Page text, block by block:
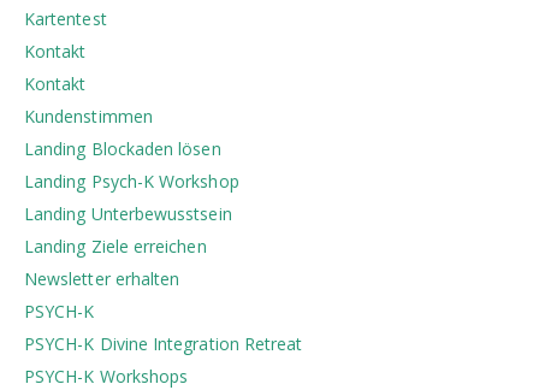
Kartentest
Kontakt
Kontakt
Kundenstimmen
Landing Blockaden lösen
Landing Psych-K Workshop
Landing Unterbewusstsein
Landing Ziele erreichen
Newsletter erhalten
PSYCH-K
PSYCH-K Divine Integration Retreat
PSYCH-K Workshops